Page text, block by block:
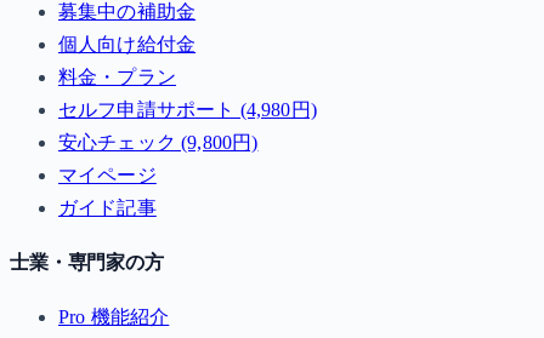
募集中の補助金
個人向け給付金
料金・プラン
セルフ申請サポート (4,980円)
安心チェック (9,800円)
マイページ
ガイド記事
士業・専門家の方
Pro 機能紹介